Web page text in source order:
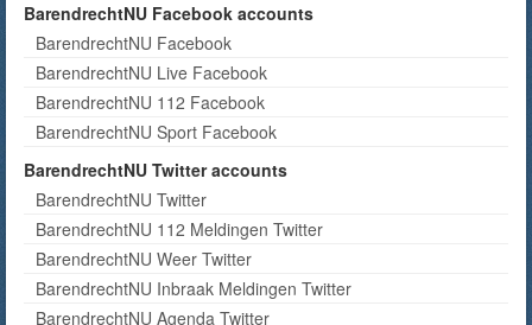
BarendrechtNU Facebook accounts
BarendrechtNU Facebook
BarendrechtNU Live Facebook
BarendrechtNU 112 Facebook
BarendrechtNU Sport Facebook
BarendrechtNU Twitter accounts
BarendrechtNU Twitter
BarendrechtNU 112 Meldingen Twitter
BarendrechtNU Weer Twitter
BarendrechtNU Inbraak Meldingen Twitter
BarendrechtNU Agenda Twitter